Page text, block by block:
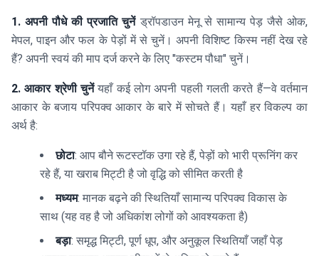
1. अपनी पौधे की प्रजाति चुनेंड्रॉपडाउन मेनू से सामान्य पेड़ जैसे ओक,
मेपल, पाइन और फल के पेड़ों में से चुनें। अपनी विशिष्ट किस्म नहीं देख रहे
हैं? अपनी स्वयं की माप दर्ज करने के लिए "कस्टम पौधा" चुनें।
2. आकार श्रेणी चुनेंयहाँ कई लोग अपनी पहली गलती करते हैं—वे वर्तमान
आकार के बजाय परिपक्व आकार के बारे में सोचते हैं। यहाँ हर विकल्प का
अर्थ है:
छोटा: आप बौने रूटस्टॉक उगा रहे हैं, पेड़ों को भारी प्रूनिंग कर
रहे हैं, या खराब मिट्टी है जो वृद्धि को सीमित करती है
मध्यम: मानक बढ़ने की स्थितियाँ सामान्य परिपक्व विकास के
साथ (यह वह है जो अधिकांश लोगों को आवश्यकता है)
बड़ा: समृद्ध मिट्टी, पूर्ण धूप, और अनुकूल स्थितियाँ जहाँ पेड़